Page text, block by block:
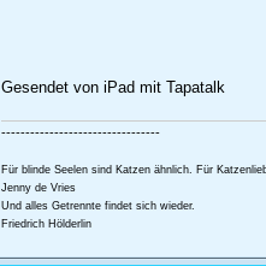
Gesendet von iPad mit Tapatalk
---------------------------------
Für blinde Seelen sind Katzen ähnlich. Für
Jenny de Vries
Und alles Getrennte findet sich wieder.
Friedrich Hölderlin